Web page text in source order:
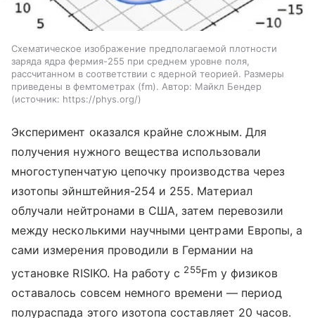
Схематическое изображение предполагаемой плотности
заряда ядра фермия-255 при среднем уровне поля,
рассчитанном в соответствии с ядерной теорией. Размеры
приведены в фемтометрах (fm). Автор: Майкл Бендер
источник: https://phys.org/
Эксперимент оказался крайне сложным. Для
получения нужного вещества использовали
многоступенчатую цепочку производства через
изотопы эйнштейния-254 и 255. Материал
облучали нейтронами в США, затем перевозили
между несколькими научными центрами Европы, а
сами измерения проводили в Германии на
установке RISIKO. На работу с 255Fm у физиков
оставалось совсем немного времени — период
полураспада этого изотопа составляет 20 часов.